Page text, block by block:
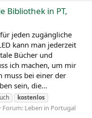
Bibliothek in PT,
jeden zugängliche
kann man jederzeit
Bücher und
ich machen, um mir
muss bei einer der
sein, die...
kostenlos
Forum: Leben in Portugal